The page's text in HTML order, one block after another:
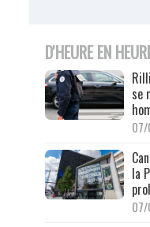
D'HEURE EN
se
la